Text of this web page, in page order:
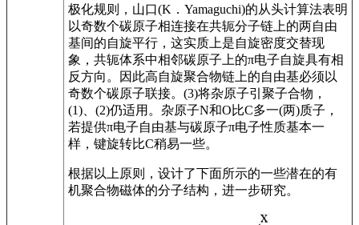
极化规则，山口(K．Yamaguchi)的从头计算法表明
以奇数个碳原子相连接在共轭分子链上的两自由
基间的自旋平行，这实质上是自旋密度交替现
象，共轭体系中相邻碳原子上的π电子自旋具有相
反方向。因此高自旋聚合物链上的自由基必须以
奇数个碳原子联接。(3)将杂原子引聚子合物，
(1)、(2)仍适用。杂原子N和O比C多一(两)质子，
若提供π电子自由基与碳原子π电子性质基本一
样，键旋转比C稍易一些。
根据以上原则，设计了下面所示的一些潜在的有
机聚合物磁体的分子结构，进一步研究。